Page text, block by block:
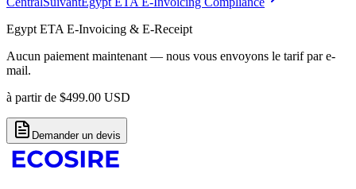
Egypt ETA E-Invoicing & E-Receipt
Aucun paiement maintenant — nous vous envoyons le tarif par e-
mail.
à partir de $499.00 USD
Demander un devis